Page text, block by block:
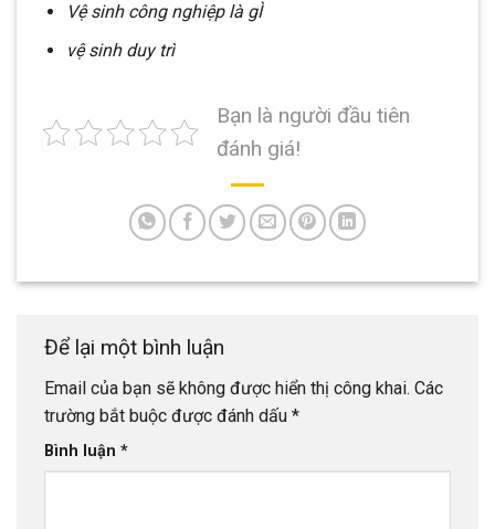
Vệ sinh công nghiệp là gÌ
vệ sinh duy trì
Bạn là người đầu tiên
đánh giá!
Để lại một bình luận
Email của bạn sẽ không được hiển thị công khai. Các
trường bắt buộc được đánh dấu *
Bình luận *